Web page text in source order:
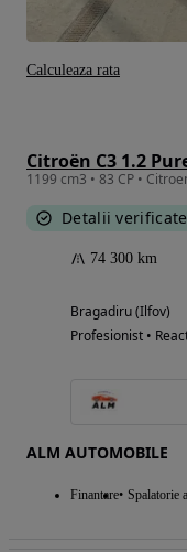
Citroën C3 1.2
Detalii verificate
74 300 km
Bragadiru (Ilfov)
Profesionist •
ALM AUTOMOBILE
Finantare Spalatorie
Calculeaza rata